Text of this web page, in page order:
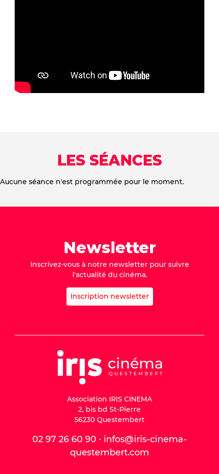
LES SÉANCES
Aucune séance n'est programmée pour le moment.
Newsletter
Inscrivez-vous à notre newsletter pour suivre
l'actualité du cinéma.
Inscription newsletter
Association IRIS CINEMA
2, bis bd St-Pierre
56230 Questembert
02 97 26 60 90 · infos@iris-cinema-
questembert.com